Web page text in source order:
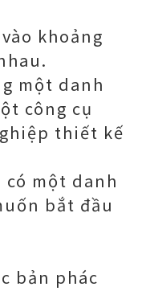
khoảng
một danh
công cụ
thiết kế
có một danh
bắt đầu
bản phác